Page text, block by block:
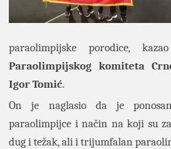
paraolimpijske porodice,
Paraolimpijskog komiteta
Igor Tomić.
On je naglasio da je
paraolimpijce i način na koji su
dug i težak, ali i trijumfalan